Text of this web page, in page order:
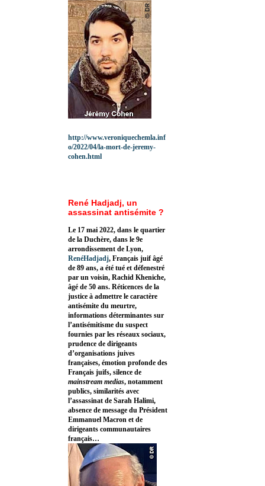
http://www.veroniquechemla.inf
o/2022/04/la-mort-de-jeremy-
cohen.html
René Hadjadj, un
assassinat antisémite ?
Le 17 mai 2022, dans le quartier
de la Duchère, dans le 9e
arrondissement de Lyon,
RenéHadjadj, Français juif âgé
de 89 ans, a été tué et défenestré
par un voisin, Rachid Kheniche,
âgé de 50 ans. Réticences de la
justice à admettre le caractère
antisémite du meurtre,
informations déterminantes sur
l’antisémitisme du suspect
fournies par les réseaux sociaux,
prudence de dirigeants
d’organisations juives
françaises, émotion profonde des
Français juifs, silence de
mainstream medias, notamment
publics, similarités avec
l’assassinat de Sarah Halimi,
absence de message du Président
Emmanuel Macron et de
dirigeants communautaires
français…